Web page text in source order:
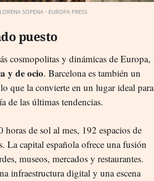
LORENA SOPENA - EUROPA PRESS
puesto
cosmopolitas y dinámicas de Europa,
y de ocio. Barcelona es también un
que la convierte en un lugar ideal para
de las últimas tendencias.
horas de sol al mes, 192 espacios de
La capital española ofrece una fusión
museos, mercados y restaurantes.
infraestructura digital y una escena